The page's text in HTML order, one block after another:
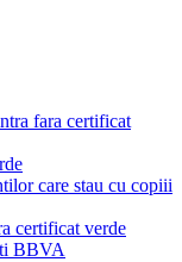
fara certificat
care stau cu copiii
certificat verde
BBVA